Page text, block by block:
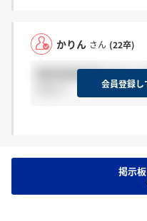
かりん さん (22卒)
関西事業所受ける人
会員登録し
掲示